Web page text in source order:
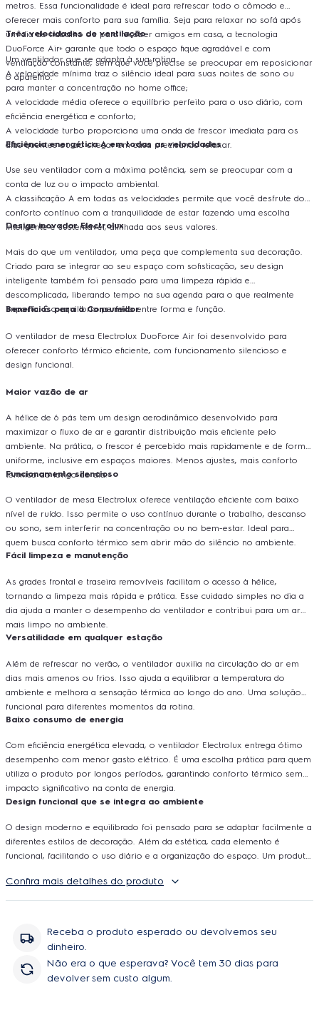
metros. Essa funcionalidade é ideal para refrescar todo o cômodo e
oferecer mais conforto para sua família. Seja para relaxar no sofá após
um dia de trabalho ou para receber amigos em casa, a tecnologia
DuoForce Air+ garante que todo o espaço fique agradável e com
ventilação constante, sem que você precise se preocupar em reposicionar
o aparelho.
Três velocidades de ventilação
Um ventilador que se adapta à sua rotina.
A velocidade mínima traz o silêncio ideal para suas noites de sono ou
para manter a concentração no home office;
A velocidade média oferece o equilíbrio perfeito para o uso diário, com
eficiência energética e conforto;
A velocidade turbo proporciona uma onda de frescor imediata para os
dias quentes ou ao chegar em casa precisando relaxar.
Eficiência energética A em todas as velocidades
Use seu ventilador com a máxima potência, sem se preocupar com a
conta de luz ou o impacto ambiental.
A classificação A em todas as velocidades permite que você desfrute do
conforto contínuo com a tranquilidade de estar fazendo uma escolha
inteligente e sustentável, alinhada aos seus valores.
Design inovador Electrolux
Mais do que um ventilador, uma peça que complementa sua decoração.
Criado para se integrar ao seu espaço com sofisticação, seu design
inteligente também foi pensado para uma limpeza rápida e
descomplicada, liberando tempo na sua agenda para o que realmente
importa. É o equilíbrio perfeito entre forma e função.
Benefícios para o Consumidor
O ventilador de mesa Electrolux DuoForce Air foi desenvolvido para
oferecer conforto térmico eficiente, com funcionamento silencioso e
design funcional.
Maior vazão de ar
A hélice de 6 pás tem um design aerodinâmico desenvolvido para
maximizar o fluxo de ar e garantir distribuição mais eficiente pelo
ambiente. Na prática, o frescor é percebido mais rapidamente e de forma
uniforme, inclusive em espaços maiores. Menos ajustes, mais conforto
térmico ao longo do dia.
Funcionamento silencioso
O ventilador de mesa Electrolux oferece ventilação eficiente com baixo
nível de ruído. Isso permite o uso contínuo durante o trabalho, descanso
ou sono, sem interferir na concentração ou no bem-estar. Ideal para
quem busca conforto térmico sem abrir mão do silêncio no ambiente.
Fácil limpeza e manutenção
As grades frontal e traseira removíveis facilitam o acesso à hélice,
tornando a limpeza mais rápida e prática. Esse cuidado simples no dia a
dia ajuda a manter o desempenho do ventilador e contribui para um ar
mais limpo no ambiente.
Versatilidade em qualquer estação
Além de refrescar no verão, o ventilador auxilia na circulação do ar em
dias mais amenos ou frios. Isso ajuda a equilibrar a temperatura do
ambiente e melhora a sensação térmica ao longo do ano. Uma solução
funcional para diferentes momentos da rotina.
Baixo consumo de energia
Com eficiência energética elevada, o ventilador Electrolux entrega ótimo
desempenho com menor gasto elétrico. É uma escolha prática para quem
utiliza o produto por longos períodos, garantindo conforto térmico sem
impacto significativo na conta de energia.
Design funcional que se integra ao ambiente
O design moderno e equilibrado foi pensado para se adaptar facilmente a
diferentes estilos de decoração. Além da estética, cada elemento é
funcional, facilitando o uso diário e a organização do espaço. Um produto
Com eficiência energética, desempenho consistente e design que se
integra ao ambiente, o ventilador de mesa Electrolux DuoForce Air+ Cinza
da Electrolux.
Confira mais detalhes do produto
Receba o produto esperado ou devolvemos seu
dinheiro.
Não era o que esperava? Você tem 30 dias para
devolver sem custo algum.